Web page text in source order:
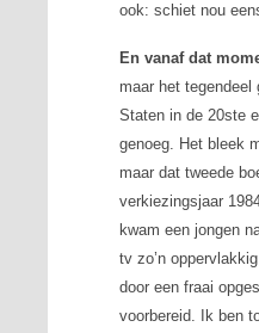
ook: schiet nou
En vanaf dat
maar het
Staten in de 20ste
genoeg. Het bleek
maar dat tweede
verkiezingsjaar
kwam een jongen
tv zo’n
door een fraai
voorbereid. Ik ben